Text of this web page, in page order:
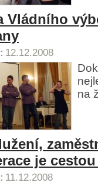
Vládního
12.12.2008
na
je
11.12.2008